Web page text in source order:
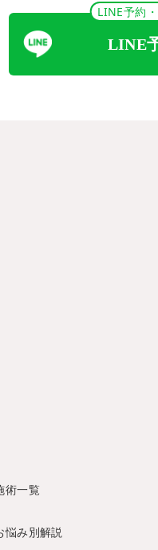
LINE予約
LINE
術一覧
悩み別解説